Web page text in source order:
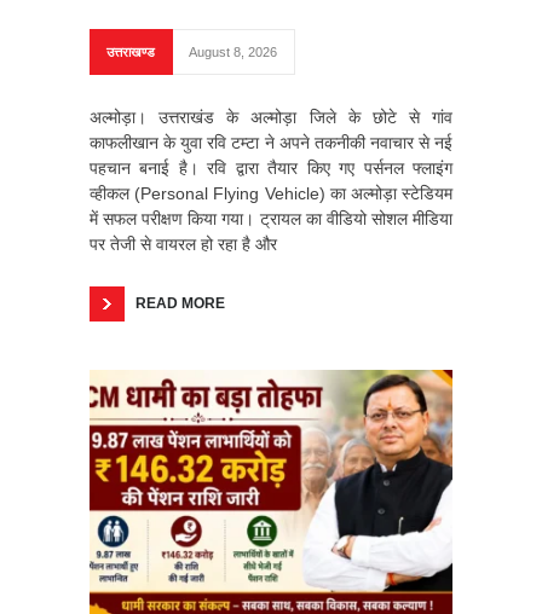
उत्तराखण्ड August 8, 2026
अल्मोड़ा। उत्तराखंड के अल्मोड़ा जिले के छोटे से गांव
काफलीखान के युवा रवि टम्टा ने अपने तकनीकी नवाचार से नई
पहचान बनाई है। रवि द्वारा तैयार किए गए पर्सनल फ्लाइंग
व्हीकल (Personal Flying Vehicle) का अल्मोड़ा स्टेडियम
में सफल परीक्षण किया गया। ट्रायल का वीडियो सोशल मीडिया
पर तेजी से वायरल हो रहा है और
READ MORE